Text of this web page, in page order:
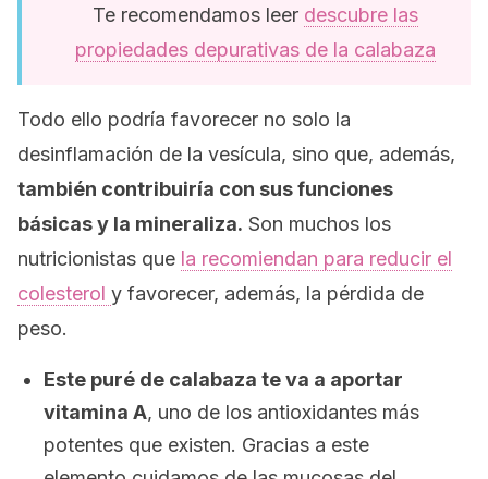
Te recomendamos leer descubre las
propiedades depurativas de la calabaza
Todo ello podría favorecer no solo la
desinflamación de la vesícula, sino que, además,
también contribuiría con sus funciones
básicas y la mineraliza. Son muchos los
nutricionistas que la recomiendan para reducir el
colesterol y favorecer, además, la pérdida de
peso.
Este puré de calabaza te va a aportar
vitamina A, uno de los antioxidantes más
potentes que existen. Gracias a este